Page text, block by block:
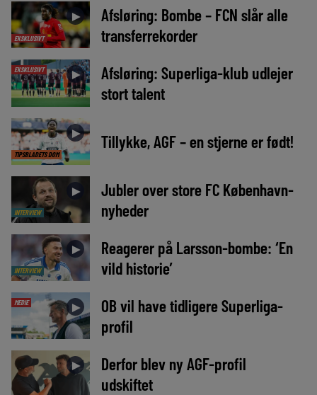
EKSKLUSIVT
►
Afsløring: Bombe – FCN slår alle
transferrekorder
EKSKLUSIVT ►
Afsløring: Superliga-klub udlejer
stort talent
TIPSBLADETS DOM
► Tillykke, AGF – en stjerne er født!
INTERVIEW
►
Jubler over store FC København-
nyheder
INTERVIEW
►
Reagerer på Larsson-bombe: ‘En
vild historie’
MEDIE ►
OB vil have tidligere Superliga-
profil
►
Derfor blev ny AGF-profil
udskiftet